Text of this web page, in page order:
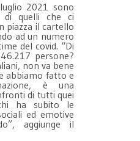
2021 sono
di quelli che ci
piazza il cartello
ad un numero
del covid. “Di
persone?
non va bene
abbiamo fatto e
è una
di tutti quei
ha subito le
ed emotive
aggiunge il